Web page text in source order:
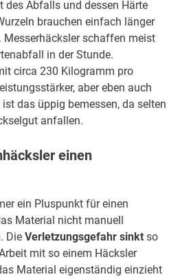
des Abfalls und dessen Härte
brauchen einfach länger
Messerhäcksler schaffen meist
in der Stunde.
circa 230 Kilogramm pro
aber eben auch
das üppig bemessen, da selten
anfallen.
einen
ein Pluspunkt für einen
Material nicht manuell
Die Verletzungsgefahr sinkt so
mit so einem Häcksler
Material eigenständig einzieht